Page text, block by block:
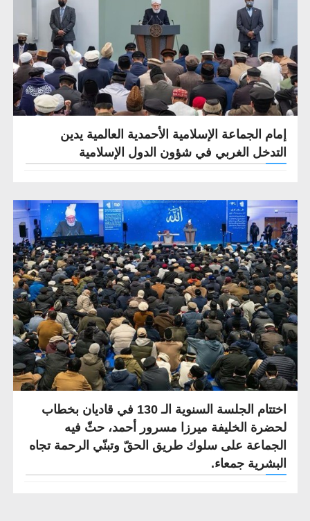
إمام الجماعة الإسلامية الأحمدية العالمية يدين
التدخل الغربي في شؤون الدول الإسلامية
اختتام الجلسة السنوية الـ 130 في قاديان بخطاب
لحضرة الخليفة ميرزا ​​مسرور أحمد، حثّ فيه
الجماعة على سلوك طريق الحقّ وتبنّي الرحمة تجاه
البشرية جمعاء.